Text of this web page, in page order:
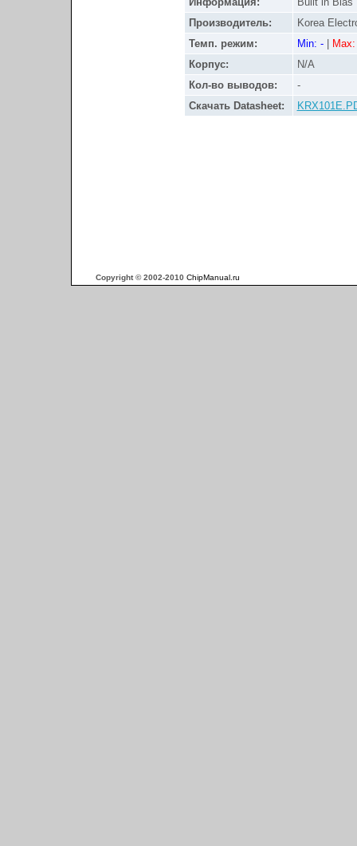
Производитель:
Korea
Темп. режим:
Min: -|
Корпус:
N/A
Кол-во выводов:
-
Скачать Datasheet:
Copyright © 2002-2010 ChipManual.ru